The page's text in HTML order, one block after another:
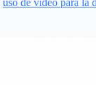
uso de video para la